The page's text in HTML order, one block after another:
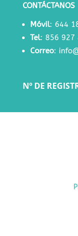
CONTÁCTANOS
Móvil: 644
Tel: 856 927
Correo:
Nº DE